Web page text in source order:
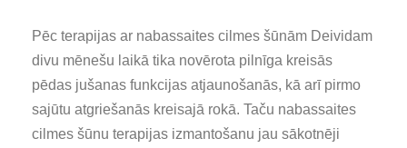
Pēc terapijas ar nabassaites cilmes šūnām Deividam
divu mēnešu laikā tika novērota pilnīga kreisās
pēdas jušanas funkcijas atjaunošanās, kā arī pirmo
sajūtu atgriešanās kreisajā rokā. Taču nabassaites
cilmes šūnu terapijas izmantošanu jau sākotnēji